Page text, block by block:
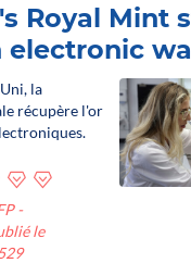
Royal Mint
electronic
la
récupère l'or
-
le